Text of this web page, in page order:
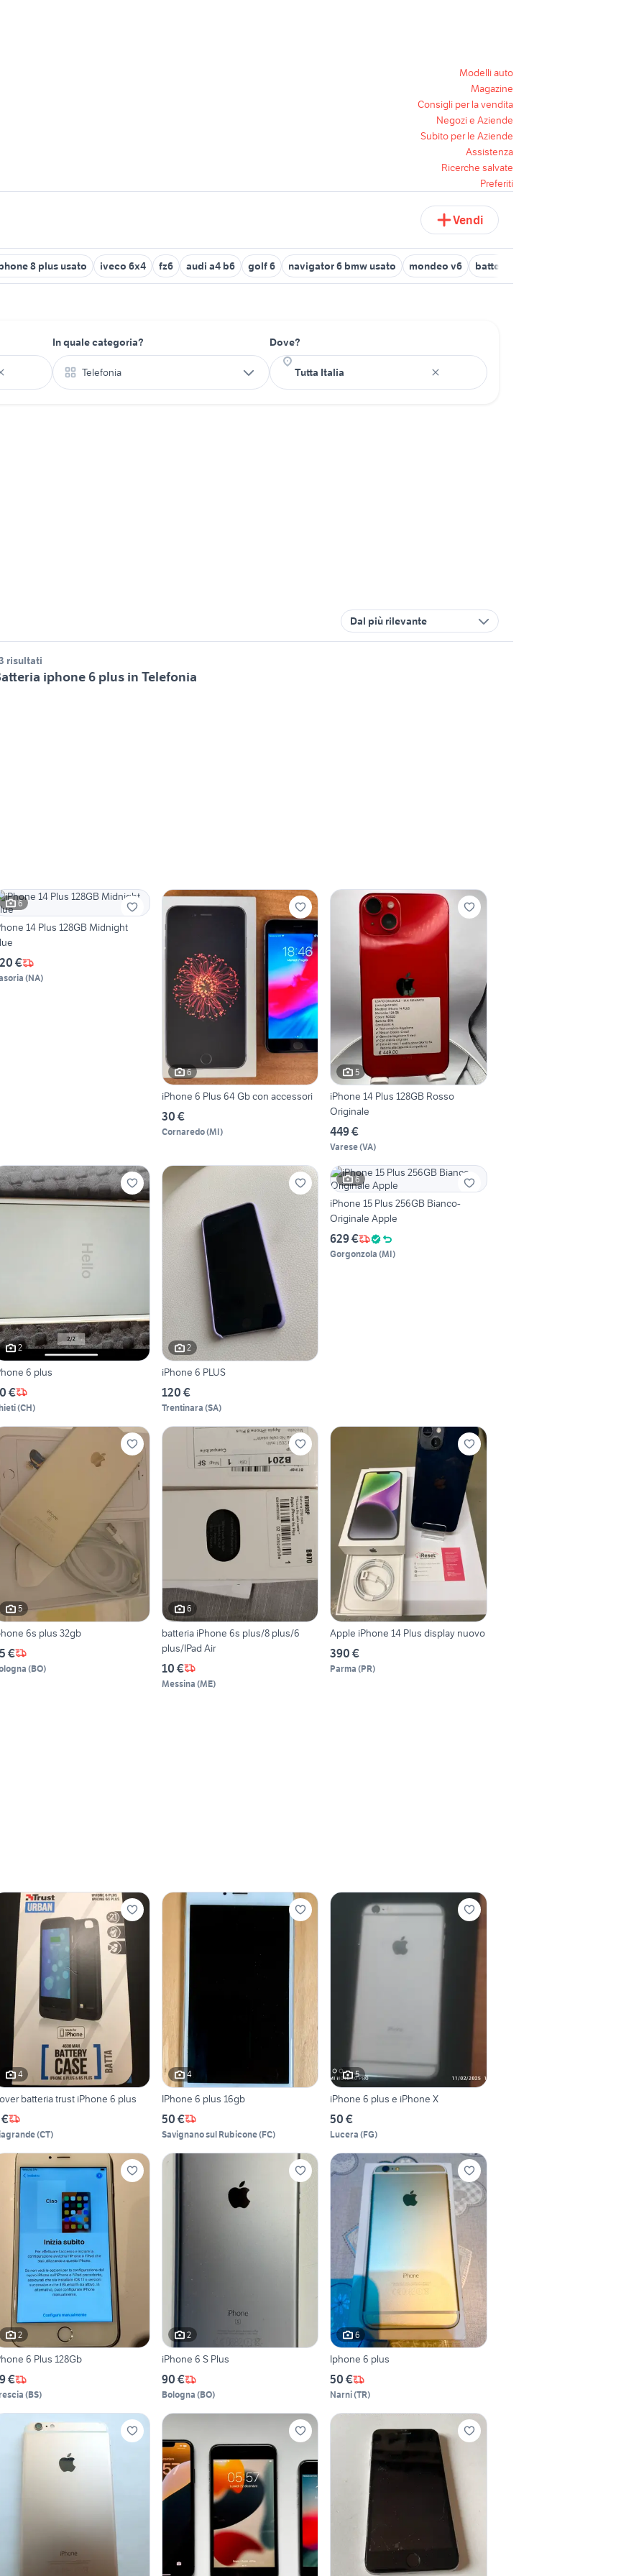
Modelli auto
Magazine
Consigli per la vendita
Negozi e Aziende
Subito per le Aziende
Assistenza
Ricerche salvate
Preferiti
Vendi
8 plus usato iveco 6x4 fz6 audi a4 b6 golf 6 navigator 6 bmw usato mondeo v6 batteria jazz
In quale categoria?
Telefonia
Dove?
Dal più rilevante
risultati
iphone 6 plus in Telefonia
6
14 Plus 128GB Midnight
€
(NA)
6
iPhone 6 Plus 64 Gb con accessori
30 €
Cornaredo(MI)
5
iPhone 14 Plus 128GB Rosso
Originale
449 €
Varese(VA)
2
6 plus
€
(CH)
2
iPhone 6 PLUS
120 €
Trentinara (SA)
6
iPhone 15 Plus 256GB Bianco-
Originale Apple
629 €
Gorgonzola (MI)
5
6s plus 32gb
€
(BO)
6
batteria iPhone 6s plus/8 plus/6
plus/IPad Air
10 €
Messina (ME)
Apple iPhone 14 Plus display nuovo
390 €
Parma (PR)
4
batteria trust iPhone 6 plus
(CT)
4
IPhone 6 plus 16gb
50 €
Savignano sul Rubicone(FC)
5
iPhone 6 plus e iPhone X
50 €
Lucera (FG)
2
6 Plus 128Gb
€
(BS)
2
iPhone 6 S Plus
90 €
Bologna (BO)
6
Iphone 6 plus
50 €
Narni(TR)